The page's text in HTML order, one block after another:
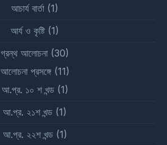
আচার্য বার্তা (1)
আর্য ও কৃষ্টি(1)
গ্রন্থ আলোচনা (30)
আলোচনা প্রসঙ্গে(11)
আ.প্র. ১০ শ খন্ড(1)
আ.প্র. ২১শ খন্ড (1)
আ.প্র. ২২শ খন্ড(1)